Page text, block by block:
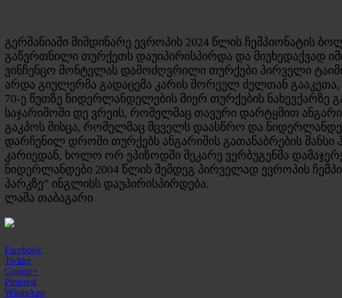
გერმანიაში მიმდინარე ევროპის 2024 წლის
გაწვრთნილი თურქეთს დაუიპირისპირდა და მიუხედაქვად
ვინჩენცო მონტელას დამოძღვრილი თურქები პირველი
არდა გიულერმა გადაცემა კარის შორეულ ძელთან
70-ე წუთზე ნიდერლანდელების მიერ თურქების ნახევქარზე
საჯარიმოში დე ვრეის, რომელმაც თავური დარტყმით
გაკპოს მისცა, რომელმაც მცველს დაასწრო და
დარჩენილ დროში თურქებს ანგარიშის გათანაბრების
კარიედან, ხოლო ორ ეპიზოდში მეკარე ვერბუგენმა
ნიდერლანდები 2004 წლის შემდეგ პირველად ევროპის
პარკზე” ინგლისს დაუპირისპირდება.
ლაშა თაბაგარი
Facebook
Twitter
Google+
Pinterest
WhatsApp